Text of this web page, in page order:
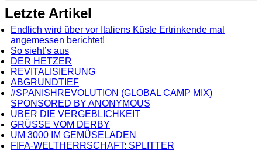
Letzte Artikel
Endlich wird über vor Italiens Küste Ertrinkende mal
angemessen berichtet!
So sieht’s aus
DER HETZER
REVITALISIERUNG
ABGRUNDTIEF
#SPANISHREVOLUTION (GLOBAL CAMP MIX)
SPONSORED BY ANONYMOUS
ÜBER DIE VERGEBLICHKEIT
GRÜSSE VOM DERBY
UM 3000 IM GEMÜSELADEN
FIFA-WELTHERRSCHAFT: SPLITTER